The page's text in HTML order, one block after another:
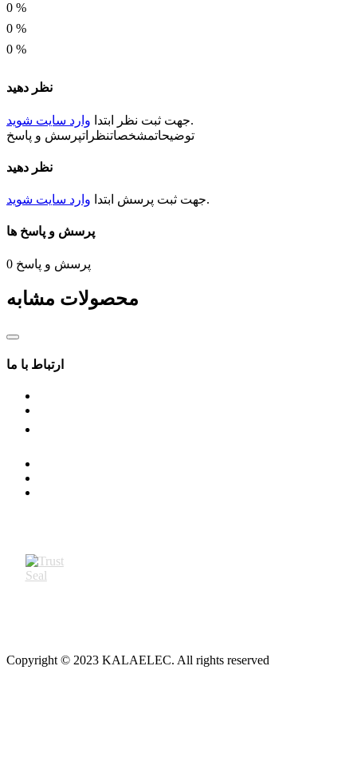
0 %
0 %
0 %
نظر دهید
جهت ثبت نظر ابتدا وارد سایت شوید
.
توضیحاتمشخصاتنظراتپرسش و پاسخ
نظر دهید
جهت ثبت پرسش ابتدا وارد سایت شوید .
پرسش و پاسخ ها
0 پرسش و پاسخ
محصولات مشابه
ارتباط با ما
Copyright © 2023 KALAELEC. All rights reserved